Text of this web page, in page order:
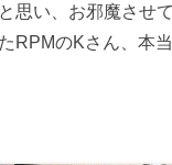
思い、お邪魔させ
RPMのKさん、本